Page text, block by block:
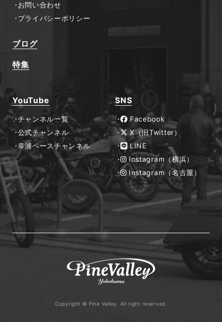
お問い合わせ
プライバシーポリシー
ブログ
特集
YouTube
チャンネル一覧
公式チャンネル
幸浦ベースチャンネル
SNS
Facebook
X（旧Twitter）
LINE
Instagram（横浜）
Instagram（名古屋）
Copyright © Pine Valley. All right reserved.